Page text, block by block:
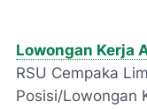
Lowongan Kerja
RSU Cempaka
Posisi/Lowongan